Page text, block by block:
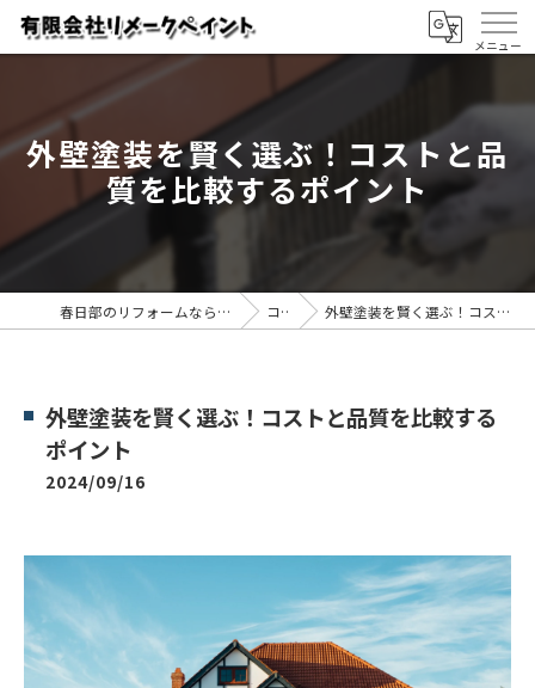
外壁塗装を賢く選ぶ！コストと品
質を比較するポイント
春日部のリフォームなら有限会社リメークペイント コラム 外壁塗装を賢く選ぶ！コストと品質を比較するポイント
外壁塗装を賢く選ぶ！コストと品質を比較する
ポイント
2024/09/16